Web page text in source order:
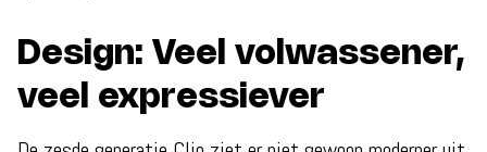
Design: Veel volwassener,
veel expressiever